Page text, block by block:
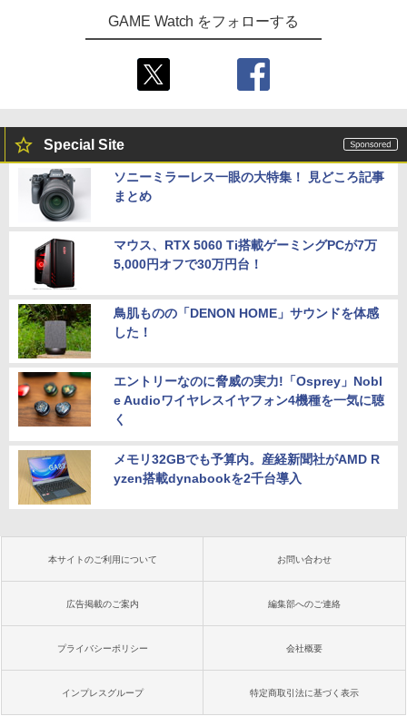
GAME Watch をフォローする
Special Site
ソニーミラーレス一眼の大特集！ 見どころ記事
まとめ
マウス、RTX 5060 Ti搭載ゲーミングPCが7万
5,000円オフで30万円台！
鳥肌ものの「DENON HOME」サウンドを体感
した！
エントリーなのに脅威の実力!「Osprey」Nobl
e Audioワイヤレスイヤフォン4機種を一気に聴
く
メモリ32GBでも予算内。産経新聞社がAMD R
yzen搭載dynabookを2千台導入
本サイトのご利用について お問い合わせ
広告掲載のご案内 編集部へのご連絡
プライバシーポリシー 会社概要
インプレスグループ 特定商取引法に基づく表示